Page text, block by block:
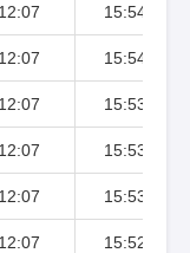
12:07 15:54
12:07 15:54
12:07 15:53
12:07 15:53
12:07 15:53
12:07 15:52